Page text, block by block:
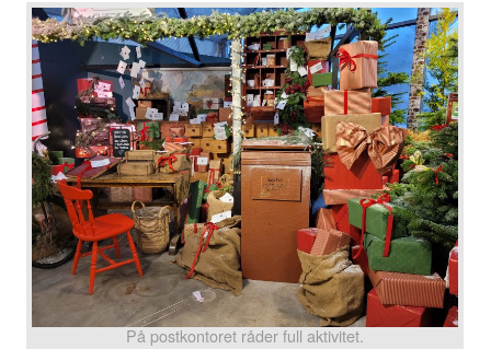
På postkontoret råder full aktivitet.